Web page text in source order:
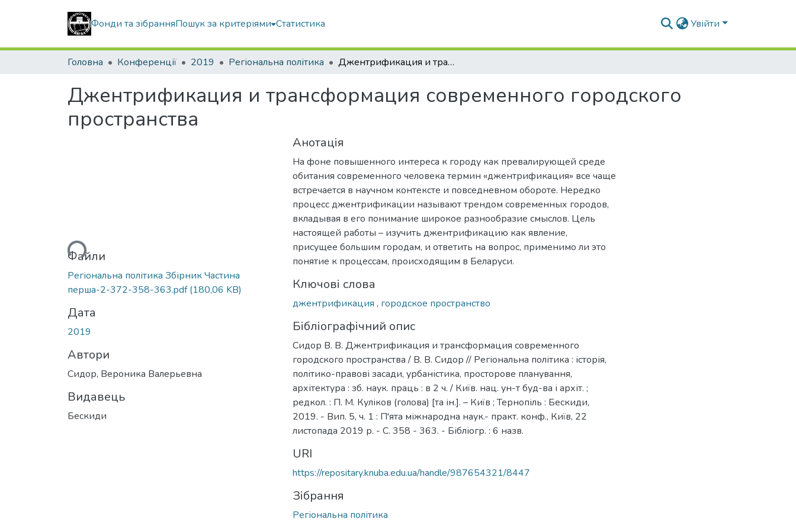
Фонди та зібранняПошук за критеріями Статистика Увійти
Головна Конференції 2019 Регіональна політика Джентрификация и трансформация современного городского пространства
Джентрификация и трансформация современного городского
пространства
Вантажиться...Файли
Регіональна політика Збірник Частина
перша-2-372-358-363.pdf(180,06 KB)
Дата
2019
Автори
Сидор, Вероника Валерьевна
Видавець
Бескиди
Анотація
На фоне повышенного интереса к городу как превалирующей среде
обитания современного человека термин «джентрификация» все чаще
встречается в научном контексте и повседневном обороте. Нередко
процесс джентрификации называют трендом современных городов,
вкладывая в его понимание широкое разнообразие смыслов. Цель
настоящей работы – изучить джентрификацию как явление,
присущее большим городам, и ответить на вопрос, применимо ли это
понятие к процессам, происходящим в Беларуси.
Ключові слова
джентрификация , городское пространство
Бібліографічний опис
Сидор В. В. Джентрификация и трансформация современного
городского пространства / В. В. Сидор // Регіональна політика : історія,
політико-правові засади, урбаністика, просторове планування,
архітектура : зб. наук. праць : в 2 ч. / Київ. нац. ун-т буд-ва і архіт. ;
редкол. : П. М. Куліков (голова) [та ін.]. – Київ ; Тернопіль : Бескиди,
2019. - Вип. 5, ч. 1 : П'ята міжнародна наук.- практ. конф., Київ, 22
листопада 2019 р. - С. 358 - 363. - Бібліогр. : 6 назв.
URI
https://repositary.knuba.edu.ua/handle/987654321/8447
Зібрання
Регіональна політика